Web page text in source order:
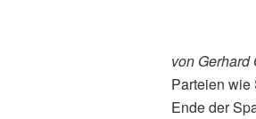
von Gerhard
Parteien wie
Ende der